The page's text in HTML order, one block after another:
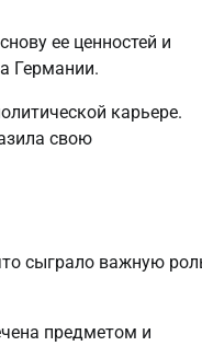
ее ценностей и
Германии.
карьере.
свою
сыграло важную
предметом и